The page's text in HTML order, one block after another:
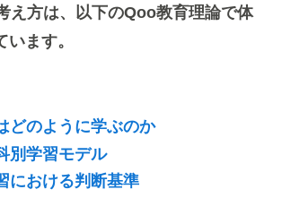
え方は、以下のQoo教育理論で体
ます。
のように学ぶのか
学習モデル
おける判断基準